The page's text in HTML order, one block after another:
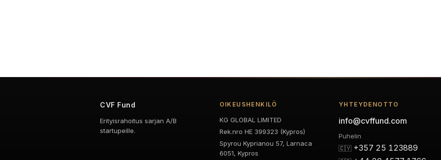
CVF Fund
Erityisrahoitus sarjan A/B
startupeille.
OIKEUSHENKILÖ
KG GLOBAL LIMITED
Rek.nro HE 399323 (Kypros)
Spyrou Kyprianou 57, Larnaca
6051, Kypros
YHTEYDENOTTO
info@cvffund.com
Puhelin
🇨🇾 +357 25 123889